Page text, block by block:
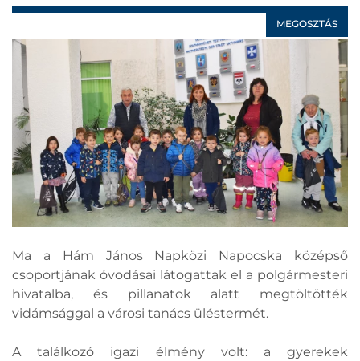
MEGOSZTÁS
Ma a Hám János Napközi Napocska középső
csoportjának óvodásai látogattak el a polgármesteri
hivatalba, és pillanatok alatt megtöltötték
vidámsággal a városi tanács üléstermét.
A találkozó igazi élmény volt: a gyerekek